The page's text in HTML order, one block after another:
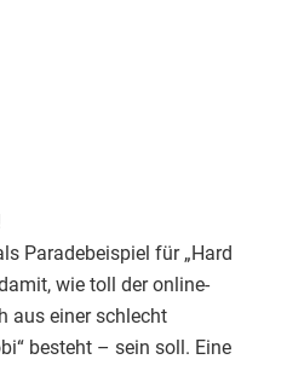
Paradebeispiel für „Hard
wie toll der online-
aus einer schlecht
besteht – sein soll. Eine